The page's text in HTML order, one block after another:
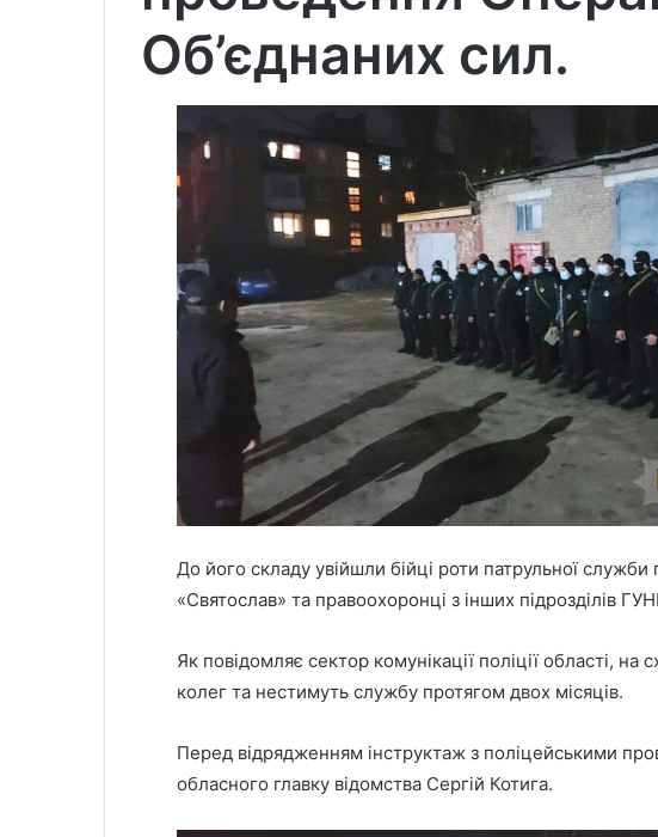
Об’єднаних сил.
До його складу увійшли бійці роти патрульної служби
«Святослав» та правоохоронці з інших підрозділів
Як повідомляє сектор комунікації поліції області, на
колег та нестимуть службу протягом двох місяців.
Перед відрядженням інструктаж з поліцейськими
обласного главку відомства Сергій Котига.